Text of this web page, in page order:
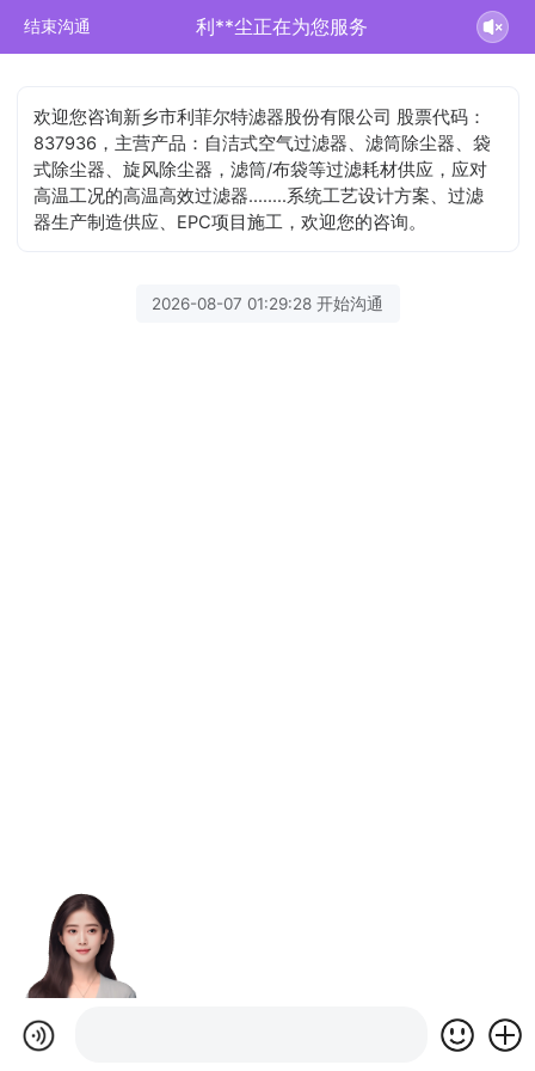
结束沟通 利**尘正在为您服务
欢迎您咨询新乡市利菲尔特滤器股份有限公司 股票代码：
837936，主营产品：自洁式空气过滤器、滤筒除尘器、袋
式除尘器、旋风除尘器，滤筒/布袋等过滤耗材供应，应对
高温工况的高温高效过滤器........系统工艺设计方案、过滤
器生产制造供应、EPC项目施工，欢迎您的咨询。
2026-08-07 01:29:28 开始沟通